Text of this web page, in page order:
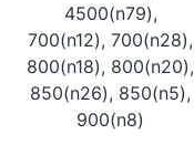
4500(n79),
700(n12), 700(n28),
800(n18), 800(n20),
850(n26), 850(n5),
900(n8)